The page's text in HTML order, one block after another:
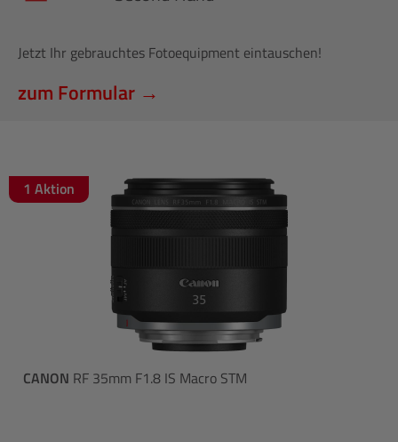
Jetzt Ihr gebrauchtes Fotoequipment eintauschen!
zum Formular →
1 Aktion
CANON RF 35mm F1.8 IS Macro STM